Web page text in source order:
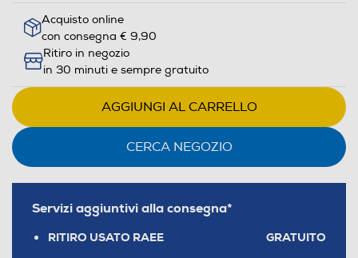
Acquisto online
con consegna € 9,90
Ritiro in negozio
in 30 minuti e sempre gratuito
AGGIUNGI AL CARRELLO
CERCA NEGOZIO
Servizi aggiuntivi alla consegna*
RITIRO USATO RAEE GRATUITO